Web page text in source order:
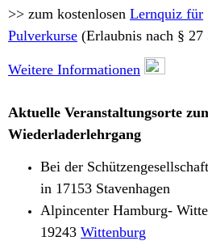
>> zum kostenlosen Lernquiz für
Pulverkurse (Erlaubnis nach § 27
Weitere Informationen
Aktuelle Veranstaltungsorte
Wiederladerlehrgang
Bei der Schützengesellschaft
in 17153 Stavenhagen
Alpincenter Hamburg-
19243 Wittenburg